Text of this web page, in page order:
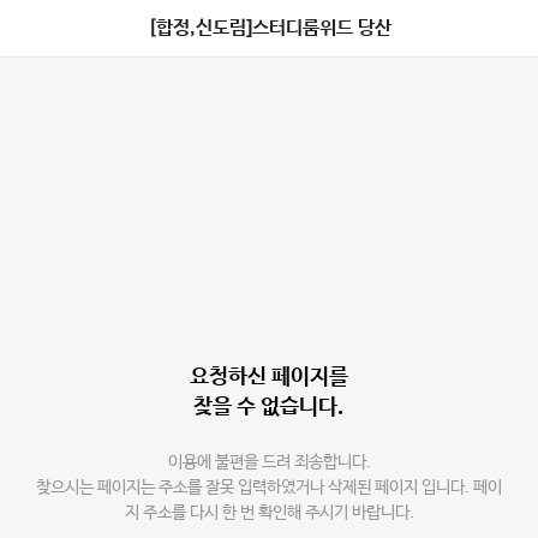
[합정,신도림]스터디룸위드 당산
요청하신 페이지를
찾을 수 없습니다.
이용에 불편을 드려 죄송합니다.
찾으시는 페이지는 주소를 잘못 입력하였거나 삭제된 페이지 입니다. 페이
지 주소를 다시 한 번 확인해 주시기 바랍니다.